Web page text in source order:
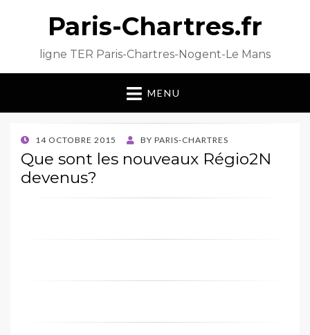
Paris-Chartres.fr
ligne TER Paris-Chartres-Nogent-Le Mans
MENU
POSTED
ON
14 OCTOBRE 2015 BY PARIS-CHARTRES
Que sont les nouveaux Régio2N
devenus?